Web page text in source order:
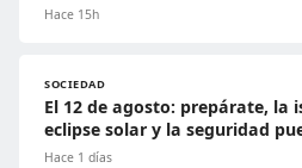
Hace 15h
SOCIEDAD
El 12 de agosto: prepárate, la
eclipse solar y la seguridad
Hace 1 días